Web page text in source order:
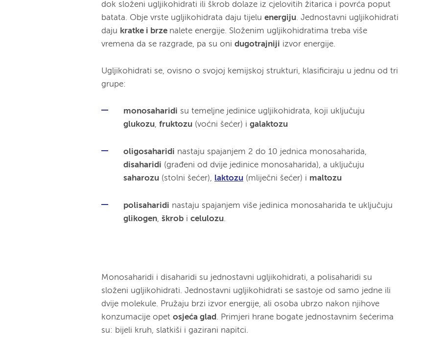
dok složeni ugljikohidrati ili škrob dolaze iz cjelovitih žitarica i povrća poput
batata. Obje vrste ugljikohidrata daju tijeluenergiju. Jednostavni ugljikohidrati
daju kratke i brze nalete energije. Složenim ugljikohidratima treba više
vremena da se razgrade, pa su onidugotrajniji izvor energije.
Ugljikohidrati se, ovisno o svojoj kemijskoj strukturi, klasificiraju u jednu od tri
grupe:
monosaharidi su temeljne jedinice ugljikohidrata, koji uključuju
glukozu, fruktozu (voćni šećer) i galaktozu
oligosaharidi nastaju spajanjem 2 do 10 jednica monosaharida,
disaharidi (građeni od dvije jedinice monosaharida), a uključuju
saharozu (stolni šećer), laktozu (mliječni šećer) i maltozu
polisaharidi nastaju spajanjem više jedinica monosaharida te uključuju
glikogen, škrob i celulozu.
Monosaharidi i disaharidi su jednostavni ugljikohidrati, a polisaharidi su
složeni ugljikohidrati. Jednostavni ugljikohidrati se sastoje od samo jedne ili
dvije molekule. Pružaju brzi izvor energije, ali osoba ubrzo nakon njihove
konzumacije opetosjeća glad. Primjeri hrane bogate jednostavnim šećerima
su: bijeli kruh, slatkiši i gazirani napitci.